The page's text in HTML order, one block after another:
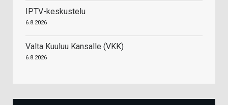
IPTV-keskustelu
6.8.2026
Valta Kuuluu Kansalle (VKK)
6.8.2026